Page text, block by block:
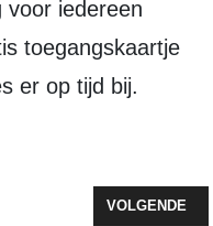
toegangskaartje
er op tijd bij.
ZEEWOLDEVOLGENDE
VOLGENDE